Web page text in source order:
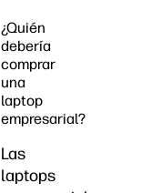
¿Quién
debería
comprar
una
laptop
empresarial?
Las
laptops